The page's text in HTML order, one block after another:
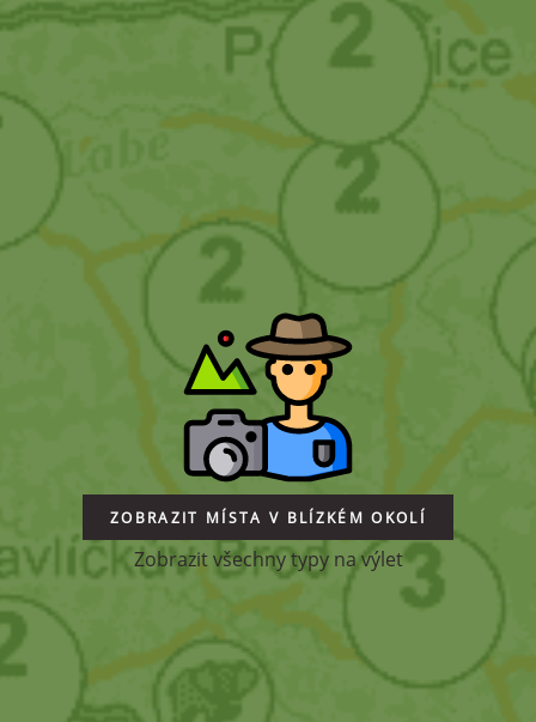
ZOBRAZIT MÍSTA V BLÍZKÉM OKOLÍ
Zobrazit všechny typy na výlet